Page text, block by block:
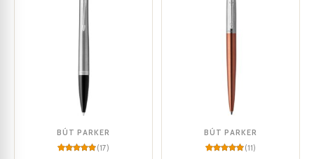
BÚT PARKER
(17)
BÚT PARKER
(11)